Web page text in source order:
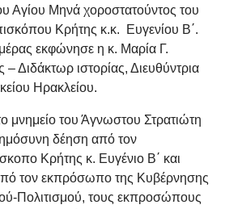
Αγίου Μηνά χοροστατούντος του
Κρήτης κ.κ. Ευγενίου Β΄.
εκφώνησε η κ. Μαρία Γ.
Διδάκτωρ ιστορίας, Διευθύντρια
Ηρακλείου.
μνημείο του Άγνωστου Στρατιώτη
δέηση από τον
Κρήτης κ. Ευγένιο Β΄ και
τον εκπρόσωπο της Κυβέρνησης
Πολιτισμού, τους εκπροσώπους